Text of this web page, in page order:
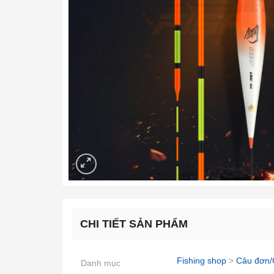
CHI TIẾT SẢN PHẨM
Danh mục Fishing shop > Câu đơn/